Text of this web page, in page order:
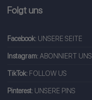
Folgt uns
Facebook: UNSERE SEITE
Instagram:ABONNIERT UNS
TikTok: FOLLOW US
Pinterest: UNSERE PINS